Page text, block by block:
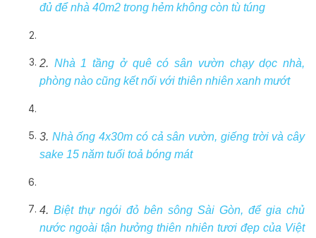
đủ để nhà 40m2 trong hẻm không còn tù túng
2. Nhà 1 tầng ở quê có sân vườn chạy dọc nhà,
phòng nào cũng kết nối với thiên nhiên xanh mướt
3. Nhà ống 4x30m có cả sân vườn, giếng trời và cây
sake 15 năm tuổi toả bóng mát
4. Biệt thự ngói đỏ bên sông Sài Gòn, để gia chủ
nước ngoài tận hưởng thiên nhiên tươi đẹp của Việt